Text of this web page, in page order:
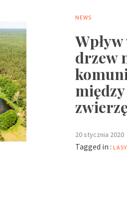
NEWS
drzew
między
20 stycznia 2020
Tagged in : LASY